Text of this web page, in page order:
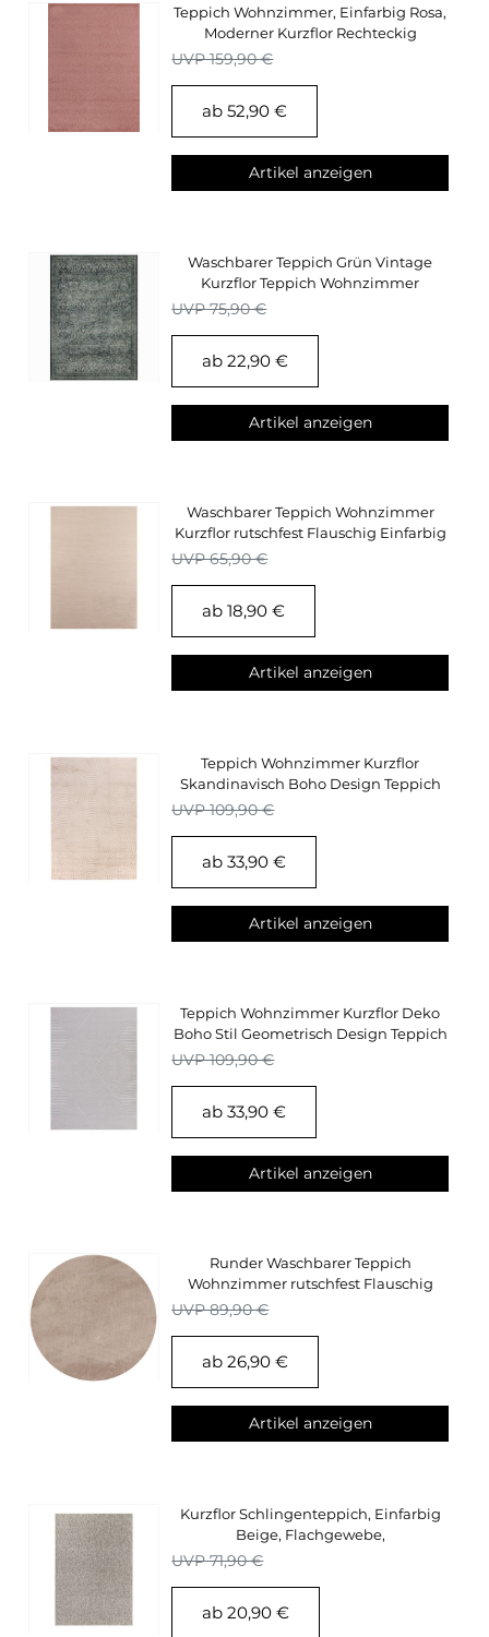
Teppich Wohnzimmer, Einfarbig Rosa,
Moderner Kurzflor Rechteckig
UVP 159,90 €
ab 52,90 €
Artikel anzeigen
Waschbarer Teppich Grün Vintage
Kurzflor Teppich Wohnzimmer
Oriental Design
UVP 75,90 €
ab 22,90 €
Artikel anzeigen
Waschbarer Teppich Wohnzimmer
Kurzflor rutschfest Flauschig Einfarbig
UVP 65,90 €
ab 18,90 €
Artikel anzeigen
Teppich Wohnzimmer Kurzflor
Skandinavisch Boho Design Teppich
Beige Einfarbig
UVP 109,90 €
ab 33,90 €
Artikel anzeigen
Teppich Wohnzimmer Kurzflor Deko
Boho Stil Geometrisch Design Teppich
UVP 109,90 €
ab 33,90 €
Artikel anzeigen
Runder Waschbarer Teppich
Wohnzimmer rutschfest Flauschig
Einfarbig Felloptik
UVP 89,90 €
ab 26,90 €
Artikel anzeigen
Kurzflor Schlingenteppich, Einfarbig
Beige, Flachgewebe,
Wohnzimmerteppich
UVP 71,90 €
ab 20,90 €